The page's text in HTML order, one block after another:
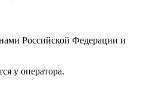
Российской Федерации и
у оператора.